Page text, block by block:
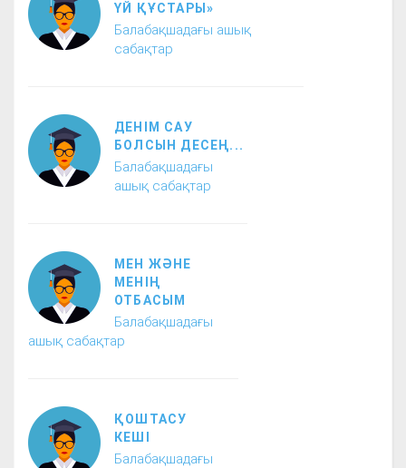
ҮЙ ҚҰСТАРЫ»
Балабақшадағы ашық
сабақтар
ДЕНІМ САУ
БОЛСЫН ДЕСЕҢ...
Балабақшадағы
ашық сабақтар
МЕН ЖӘНЕ
МЕНІҢ
ОТБАСЫМ
Балабақшадағы
ашық сабақтар
ҚОШТАСУ
КЕШІ
Балабақшадағы